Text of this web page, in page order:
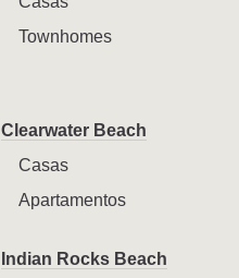
Townhomes
Clearwater Beach
Casas
Apartamentos
Indian Rocks Beach